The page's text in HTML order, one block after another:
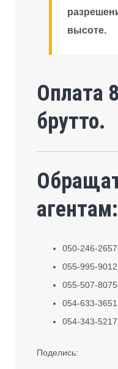
высоте.
Оплата
брутто.
агентам:
050-246-
055-995-
055-507-8075
054-633-3651
054-343-5217
Поделись: